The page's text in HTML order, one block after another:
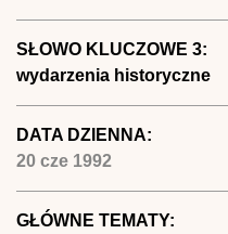
SŁOWO KLUCZOWE 3:
wydarzenia historyczne
DATA DZIENNA:
20 cze 1992
GŁÓWNE TEMATY: